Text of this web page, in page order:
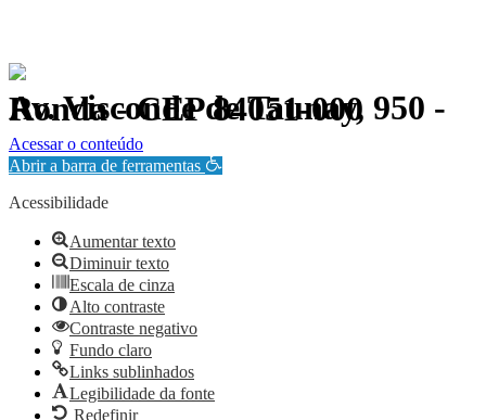
Av. Visconde de Taunay, 950 - Ronda - CEP 84051-000
Política de Privacidade.
Acessar o conteúdo
Abrir a barra de ferramentas
Acessibilidade
Aumentar texto
Diminuir texto
Escala de cinza
Alto contraste
Contraste negativo
Fundo claro
Links sublinhados
Legibilidade da fonte
Redefinir